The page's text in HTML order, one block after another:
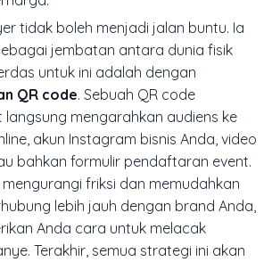
tidak boleh menjadi jalan buntu. Ia
jembatan antara dunia fisik
untuk ini adalah dengan
QR code. Sebuah QR code
mengarahkan audiens ke
akun Instagram bisnis Anda, video
bahkan formulir pendaftaran event.
friksi dan memudahkan
lebih jauh dengan brand Anda,
Anda cara untuk melacak
Terakhir, semua strategi ini akan